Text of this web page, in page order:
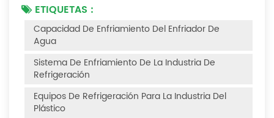
enfriarse a cierta temperatura, ya no bajará más.
Hablemos ¿Qué causó la baja eficiencia de
refrigeración? 1. Fuga de refrigerante [análisis de falla]
Después de la fuga de refrigerante en el sistema, la
capacidad de enfriamiento es insuficiente, la presión...
ETIQUETAS :
Capacidad De Enfriamiento Del Enfriador De
Agua
Sistema De Enfriamiento De La Industria De
Refrigeración
Equipos De Refrigeración Para La Industria Del
Plástico